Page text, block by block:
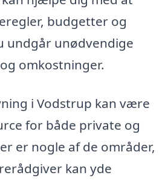
budgetter og
undgår unødvendige
omkostninger.
i Vodstrup kan være
for både private og
er nogle af de områder,
kan yde